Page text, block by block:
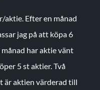
aktie. Efter en månad
jag på att köpa 6
har aktie vänt
5 st aktier.Två
är aktien värderad till